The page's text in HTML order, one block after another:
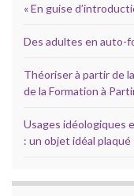
« En guise
Des adultes en auto-
Théoriser à partir de
de la Formation à
Usages idéologiques
: un objet idéal